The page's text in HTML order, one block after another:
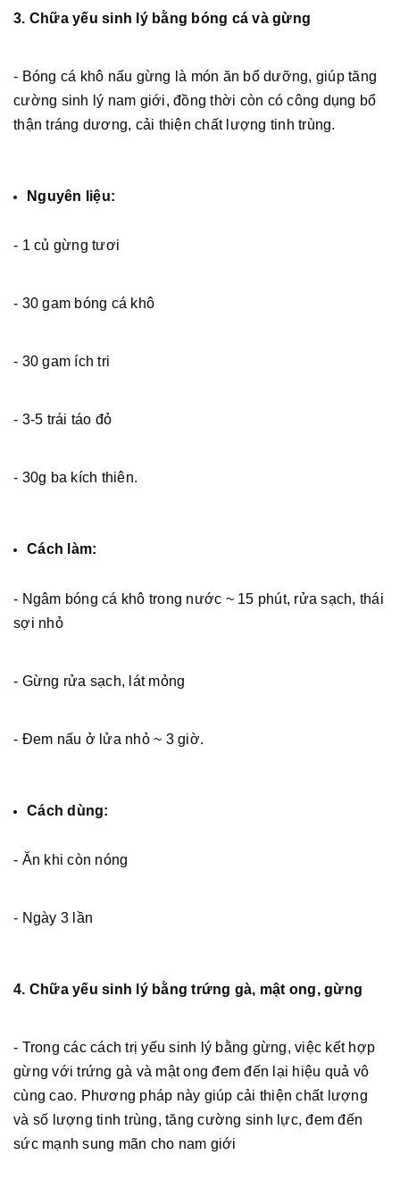
3. Chữa yếu sinh lý bằng bóng cá và gừng
- Bóng cá khô nấu gừng là món ăn bổ dưỡng, giúp tăng
cường sinh lý nam giới, đồng thời còn có công dụng bổ
thận tráng dương, cải thiện chất lượng tinh trùng.
Nguyên liệu:
- 1 củ gừng tươi
- 30 gam bóng cá khô
- 30 gam ích tri
- 3-5 trái táo đỏ
- 30g ba kích thiên.
Cách làm:
- Ngâm bóng cá khô trong nước ~ 15 phút, rửa sạch, thái
sợi nhỏ
- Gừng rửa sạch, lát mỏng
- Đem nấu ở lửa nhỏ ~ 3 giờ.
Cách dùng:
- Ăn khi còn nóng
- Ngày 3 lần
4. Chữa yếu sinh lý bằng trứng gà, mật ong, gừng
- Trong các cách trị yếu sinh lý bằng gừng, việc kết hợp
gừng với trứng gà và mật ong đem đến lại hiệu quả vô
cùng cao. Phương pháp này giúp cải thiện chất lượng
và số lượng tinh trùng, tăng cường sinh lực, đem đến
sức mạnh sung mãn cho nam giới